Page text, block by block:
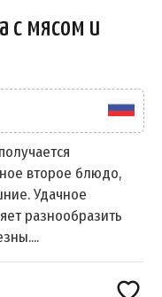
с мясом и
второе блюдо,
Удачное
разнообразить